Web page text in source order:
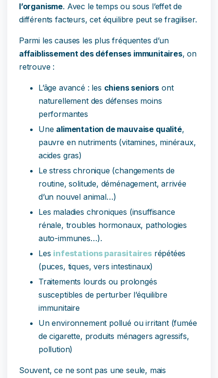
l’organisme. Avec le temps ou sous l’effet de
différents facteurs, cet équilibre peut se fragiliser.
Parmi les causes les plus fréquentes d’un
affaiblissement des défenses immunitaires, on
retrouve :
L’âge avancé : les chiens seniors ont
naturellement des défenses moins
performantes
Une alimentation de mauvaise qualité,
pauvre en nutriments (vitamines, minéraux,
acides gras)
Le stress chronique (changements de
routine, solitude, déménagement, arrivée
d’un nouvel animal…)
Les maladies chroniques (insuffisance
rénale, troubles hormonaux, pathologies
auto-immunes…).
Les infestations parasitairesrépétées
(puces, tiques, vers intestinaux)
Traitements lourds ou prolongés
susceptibles de perturber l’équilibre
immunitaire
Un environnement pollué ou irritant (fumée
de cigarette, produits ménagers agressifs,
pollution)
Souvent, ce ne sont pas une seule, mais